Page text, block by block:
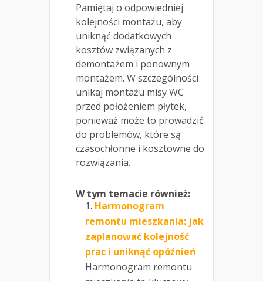
Pamiętaj o odpowiedniej
kolejności montażu, aby
uniknąć dodatkowych
kosztów związanych z
demontażem i ponownym
montażem. W szczególności
unikaj montażu misy WC
przed położeniem płytek,
ponieważ może to prowadzić
do problemów, które są
czasochłonne i kosztowne do
rozwiązania.
W tym temacie również:
Harmonogram
remontu mieszkania: jak
zaplanować kolejność
prac i uniknąć opóźnień
Harmonogram remontu